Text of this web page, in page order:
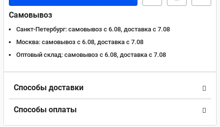
Самовывоз
Санкт-Петербург: самовывоз с 6.08, доставка c 7.08
Москва: самовывоз с 6.08, доставка c 7.08
Оптовый склад: самовывоз с 6.08, доставка c 7.08
Способы доставки
Способы оплаты